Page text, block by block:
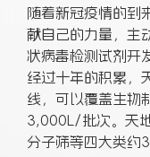
随着新冠疫情的到
献自己的力量，主
状病毒检测试剂开
经过十年的积累，
线，可以覆盖生物
3,000L/批次。天
分子筛等四大类约